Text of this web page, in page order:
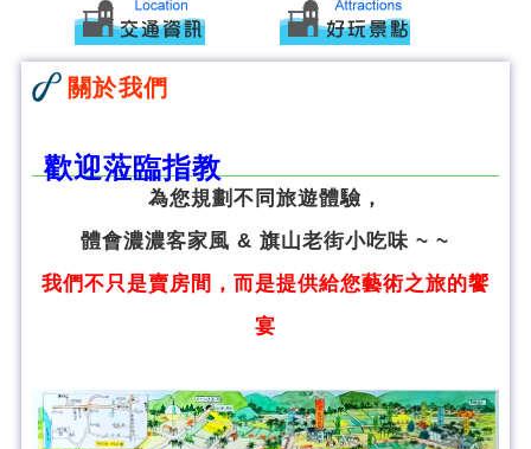
關於我們
歡迎蒞臨指教
為您規劃不同旅遊體驗，
體會濃濃客家風 & 旗山老街小吃味 ~ ~
我們不只是賣房間，而是提供給您藝術之旅的饗
宴